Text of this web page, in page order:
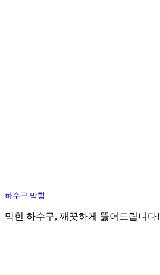
하수구 막힘
막힌 하수구, 깨끗하게 뚫어드립니다!